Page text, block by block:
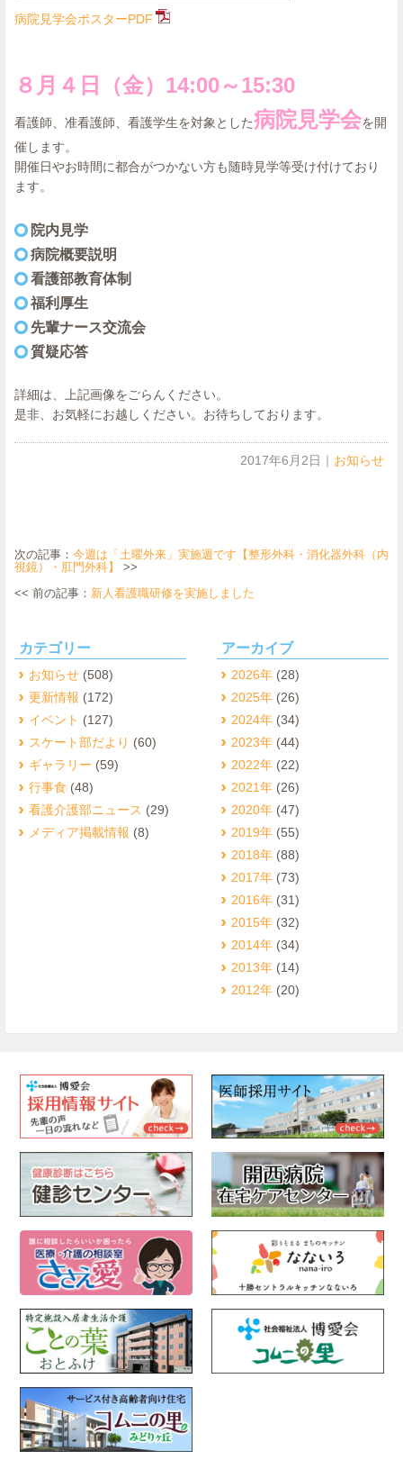
病院見学会ポスターPDF
８月４日（金）14:00～15:30
看護師、准看護師、看護学生を対象とした病院見学会を開
催します。
開催日やお時間に都合がつかない方も随時見学等受け付けており
ます。
院内見学
病院概要説明
看護部教育体制
福利厚生
先輩ナース交流会
質疑応答
詳細は、上記画像をごらんください。
是非、お気軽にお越しください。お待ちしております。
2017年6月2日 ｜ お知らせ
次の記事： 今週は「土曜外来」実施週です【整形外科・消化器外科（内
視鏡）・肛門外科】
>>
<< 前の記事： 新人看護職研修を実施しました
カテゴリー
お知らせ (508)
更新情報 (172)
イベント (127)
スケート部だより (60)
ギャラリー (59)
行事食 (48)
看護介護部ニュース (29)
メディア掲載情報 (8)
アーカイブ
2026年(28)
2025年(26)
2024年(34)
2023年(44)
2022年(22)
2021年(26)
2020年(47)
2019年(55)
2018年(88)
2017年(73)
2016年(31)
2015年(32)
2014年(34)
2013年(14)
2012年(20)